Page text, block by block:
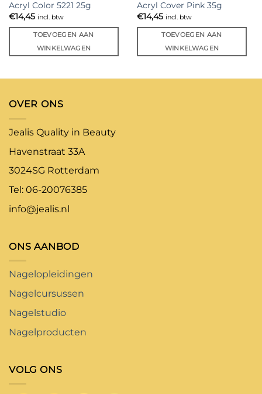
Acryl Color 5221 25g
€14,45 incl. btw
TOEVOEGEN AAN
WINKELWAGEN
Acryl Cover Pink 35g
€14,45 incl. btw
TOEVOEGEN AAN
WINKELWAGEN
OVER ONS
Jealis Quality in Beauty
Havenstraat 33A
3024SG Rotterdam
Tel: 06-20076385
info@jealis.nl
ONS AANBOD
Nagelopleidingen
Nagelcursussen
Nagelstudio
Nagelproducten
VOLG ONS